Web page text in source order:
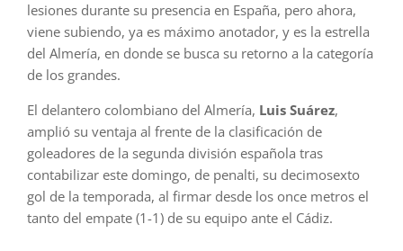
lesiones durante su presencia en España, pero ahora,
viene subiendo, ya es máximo anotador, y es la estrella
del Almería, en donde se busca su retorno a la categoría
de los grandes.
El delantero colombiano del Almería, Luis Suárez,
amplió su ventaja al frente de la clasificación de
goleadores de la segunda división española tras
contabilizar este domingo, de penalti, su decimosexto
gol de la temporada, al firmar desde los once metros el
tanto del empate (1-1) de su equipo ante el Cádiz.